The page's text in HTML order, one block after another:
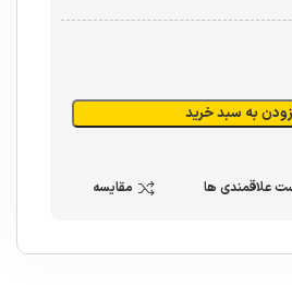
به سبد خرید
علاقمندی ها مقایسه